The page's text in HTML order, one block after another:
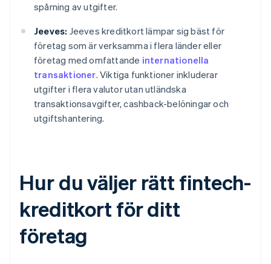
spårning av utgifter.
Jeeves: Jeeves kreditkort lämpar sig bäst för
företag som är verksamma i flera länder eller
företag med omfattande internationella
transaktioner. Viktiga funktioner inkluderar
utgifter i flera valutor utan utländska
transaktionsavgifter, cashback-belöningar och
utgiftshantering.
Hur du väljer rätt fintech-
kreditkort för ditt
företag